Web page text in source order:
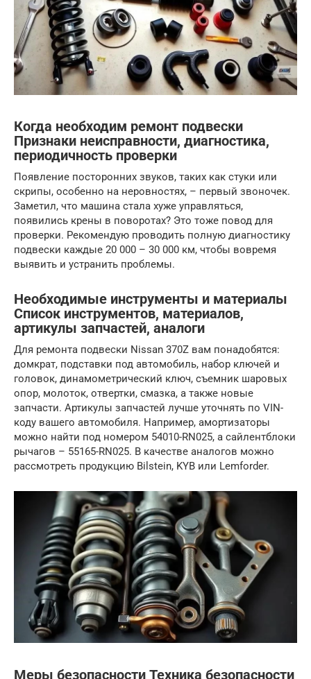
Когда необходим ремонт подвески
Признаки неисправности, диагностика,
периодичность проверки
Появление посторонних звуков, таких как стуки или
скрипы, особенно на неровностях, – первый звоночек.
Заметил, что машина стала хуже управляться,
появились крены в поворотах? Это тоже повод для
проверки. Рекомендую проводить полную диагностику
подвески каждые 20 000 – 30 000 км, чтобы вовремя
выявить и устранить проблемы.
Необходимые инструменты и материалы
Список инструментов, материалов,
артикулы запчастей, аналоги
Для ремонта подвески Nissan 370Z вам понадобятся:
домкрат, подставки под автомобиль, набор ключей и
головок, динамометрический ключ, съемник шаровых
опор, молоток, отвертки, смазка, а также новые
запчасти. Артикулы запчастей лучше уточнять по VIN-
коду вашего автомобиля. Например, амортизаторы
можно найти под номером 54010-RN025, а сайлентблоки
рычагов – 55165-RN025. В качестве аналогов можно
рассмотреть продукцию Bilstein, KYB или Lemforder.
Меры безопасности Техника безопасности